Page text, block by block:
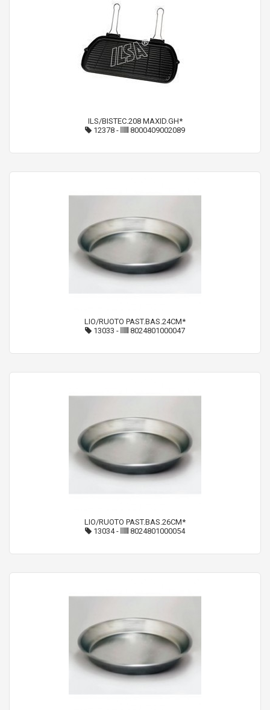
ILS/BISTEC.208 MAXID.GH*
12378 - 8000409002089
LIO/RUOTO PAST.BAS.24CM*
13033 - 8024801000047
LIO/RUOTO PAST.BAS.26CM*
13034- 8024801000054